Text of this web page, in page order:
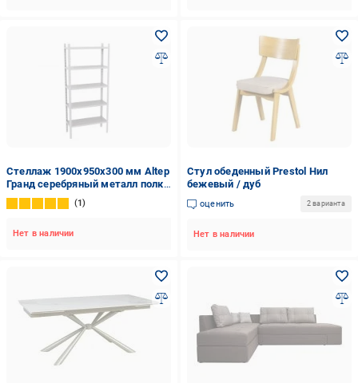
Стеллаж 1900x950x300 мм Altep
Гранд серебряный металл полки
5 шт. крашенный
1
Нет в наличии
Стул обеденный Prestol Нил
бежевый / дуб
оценить 2 варианта
Нет в наличии